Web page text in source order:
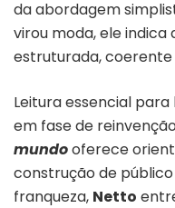
da abordagem
virou moda, ele
estruturada,
Leitura essencial
em fase de
mundooferece
construção de
franqueza, Netto